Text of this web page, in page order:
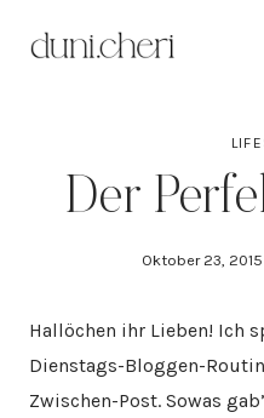
Inhalt
Der
Oktober 23, 2015
Hallöchen ihr Lieben! Ich
Dienstags-Bloggen-
Zwischen-Post. Sowas